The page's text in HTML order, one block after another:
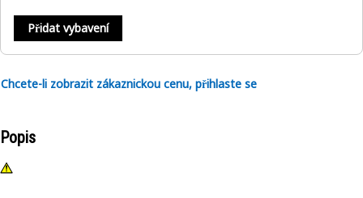
Přidat vybavení
Chcete-li zobrazit zákaznickou cenu, přihlaste se
Popis